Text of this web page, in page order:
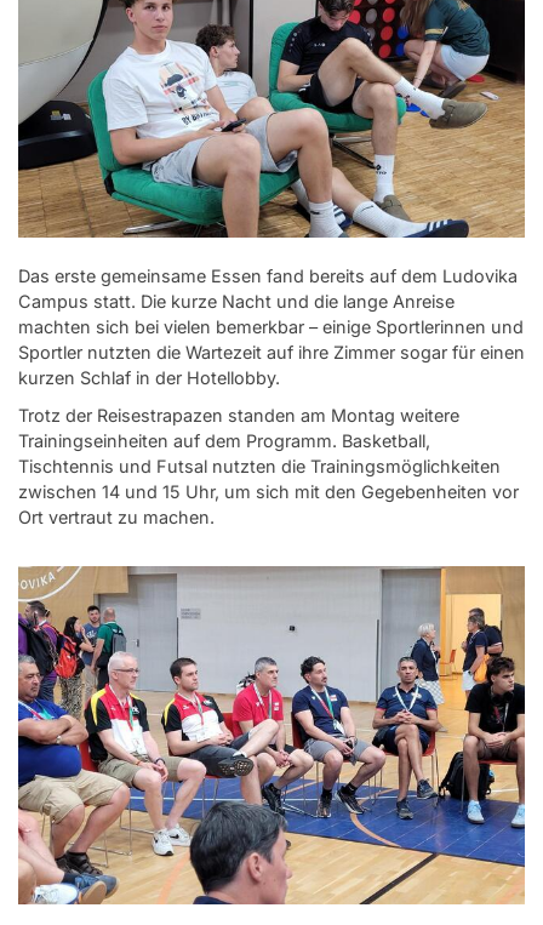
Das erste gemeinsame Essen fand bereits auf dem Ludovika
Campus statt. Die kurze Nacht und die lange Anreise
machten sich bei vielen bemerkbar – einige Sportlerinnen und
Sportler nutzten die Wartezeit auf ihre Zimmer sogar für einen
kurzen Schlaf in der Hotellobby.
Trotz der Reisestrapazen standen am Montag weitere
Trainingseinheiten auf dem Programm. Basketball,
Tischtennis und Futsal nutzten die Trainingsmöglichkeiten
zwischen 14 und 15 Uhr, um sich mit den Gegebenheiten vor
Ort vertraut zu machen.